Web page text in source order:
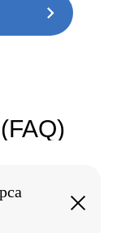
на
выделить
много